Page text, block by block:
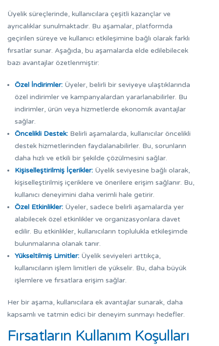
Üyelik süreçlerinde, kullanıcılara çeşitli kazançlar ve
ayrıcalıklar sunulmaktadır. Bu aşamalar, platformda
geçirilen süreye ve kullanıcı etkileşimine bağlı olarak farklı
fırsatlar sunar. Aşağıda, bu aşamalarda elde edilebilecek
bazı avantajlar özetlenmiştir:
Özel İndirimler: Üyeler, belirli bir seviyeye ulaştıklarında
özel indirimler ve kampanyalardan yararlanabilirler. Bu
indirimler, ürün veya hizmetlerde ekonomik avantajlar
sağlar.
Öncelikli Destek: Belirli aşamalarda, kullanıcılar öncelikli
destek hizmetlerinden faydalanabilirler. Bu, sorunların
daha hızlı ve etkili bir şekilde çözülmesini sağlar.
Kişiselleştirilmiş İçerikler: Üyelik seviyesine bağlı olarak,
kişiselleştirilmiş içeriklere ve önerilere erişim sağlanır. Bu,
kullanıcı deneyimini daha verimli hale getirir.
Özel Etkinlikler: Üyeler, sadece belirli aşamalarda yer
alabilecek özel etkinlikler ve organizasyonlara davet
edilir. Bu etkinlikler, kullanıcıların toplulukla etkileşimde
bulunmalarına olanak tanır.
Yükseltilmiş Limitler: Üyelik seviyeleri arttıkça,
kullanıcıların işlem limitleri de yükselir. Bu, daha büyük
işlemlere ve fırsatlara erişim sağlar.
Her bir aşama, kullanıcılara ek avantajlar sunarak, daha
kapsamlı ve tatmin edici bir deneyim sunmayı hedefler.
Fırsatların Kullanım Koşulları